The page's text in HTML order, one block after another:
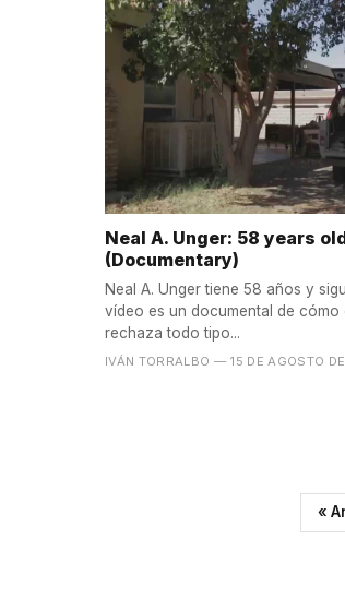
Neal A. Unger: 58 years
(Documentary)
Neal A. Unger tiene 58 años y
vídeo es un documental de cómo
rechaza todo tipo...
IVÁN TORRALBO — 15 DE AGOSTO
«